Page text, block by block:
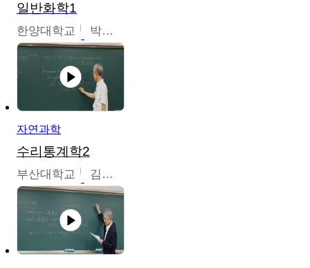
일반화학1
한양대학교 박경호
자연과학
수리통계학2
부산대학교 김충락